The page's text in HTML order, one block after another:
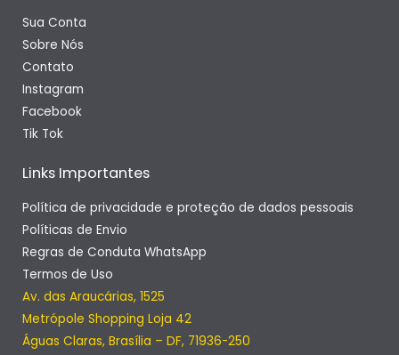
Sua Conta
Sobre Nós
Contato
Instagram
Facebook
Tik Tok
Links Importantes
Política de privacidade e proteção de dados pessoais
Políticas de Envio
Regras de Conduta WhatsApp
Termos de Uso
Av. das Araucárias, 1525
Metrópole Shopping Loja 42
Águas Claras, Brasília – DF, 71936-250